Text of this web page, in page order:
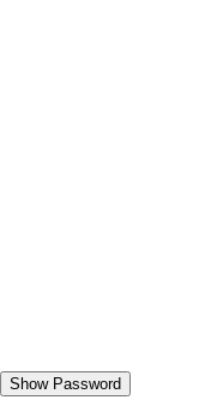
Show Password